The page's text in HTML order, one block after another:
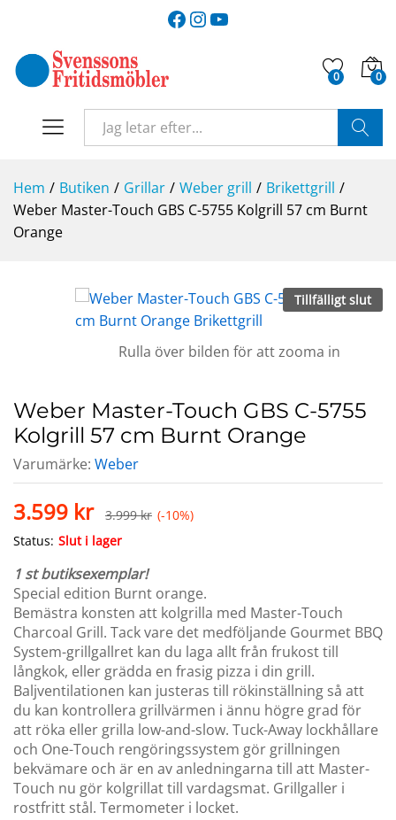
Facebook
Instagram
YouTube
0 0
Hem / Butiken / Grillar / Weber grill / Brikettgrill /
Weber Master-Touch GBS C-5755 Kolgrill 57 cm Burnt
Orange
Tillfälligt slut
Rulla över bilden för att zooma in
Weber Master-Touch GBS C-5755
Kolgrill 57 cm Burnt Orange
Varumärke: Weber
3.599 kr 3.999kr (-10%)
Status: Slut i lager
1 st butiksexemplar!
Special edition Burnt orange.
Bemästra konsten att kolgrilla med Master-Touch
Charcoal Grill. Tack vare det medföljande Gourmet BBQ
System-grillgallret kan du laga allt från frukost till
långkok, eller grädda en frasig pizza i din grill.
Baljventilationen kan justeras till rökinställning så att
du kan kontrollera grillvärmen i ännu högre grad för
att röka eller grilla low-and-slow. Tuck-Away lockhållare
och One-Touch rengöringssystem gör grillningen
bekvämare och är en av anledningarna till att Master-
Touch nu gör kolgrillat till vardagsmat. Grillgaller i
rostfritt stål. Termometer i locket.